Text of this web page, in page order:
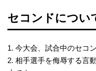
セコンドについ
1. 今大会、試合中のセコ
2. 相手選手を侮辱する言